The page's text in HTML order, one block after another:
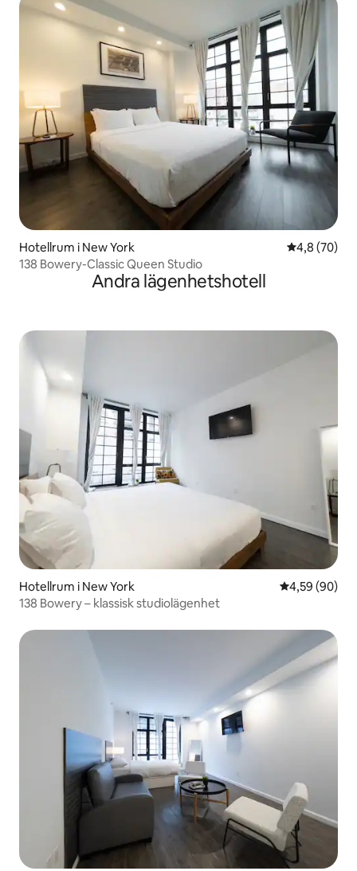
Hotellrum i New York 4,8 av 5 i
4,8 (70)
138 Bowery-Classic Queen Studio
Andra lägenhetshotell
Hotellrum i New York 4,59 av 5 i
4,59 (90)
138 Bowery – klassisk studiolägenhet